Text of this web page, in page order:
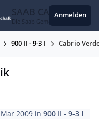
SAAB CARS
Die Saab Gemeinschaft
Anmelden
900 II - 9-3 I Cabrio
2009 in900 II - 9-3 I